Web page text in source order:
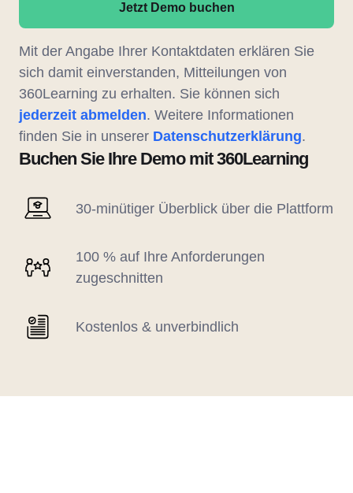
Buchen Sie Ihre Demo mit 360Learning
30-minütiger Überblick über die Plattform
100 % auf Ihre Anforderungen
zugeschnitten
Kostenlos & unverbindlich
Jetzt Demo buchen
Mit der Angabe Ihrer Kontaktdaten erklären Sie
sich damit einverstanden, Mitteilungen von
360Learning zu erhalten. Sie können sich
jederzeit abmelden. Weitere Informationen
finden Sie in unserer Datenschutzerklärung.